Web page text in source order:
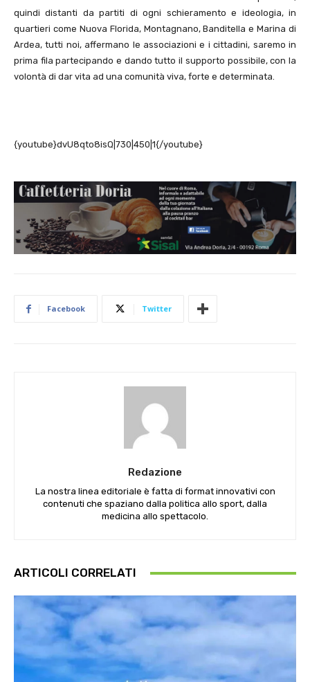
quindi distanti da partiti di ogni schieramento e ideologia, in
quartieri come Nuova Florida, Montagnano, Banditella e Marina di
Ardea, tutti noi, affermano le associazioni e i cittadini, saremo in
prima fila partecipando e dando tutto il supporto possibile, con la
volontà di dar vita ad una comunità viva, forte e determinata.
{youtube}dvU8qto8isQ|730|450|1{/youtube}
Facebook Twitter
Redazione
La nostra linea editoriale è fatta di format innovativi con
contenuti che spaziano dalla politica allo sport, dalla
medicina allo spettacolo.
ARTICOLI CORRELATI